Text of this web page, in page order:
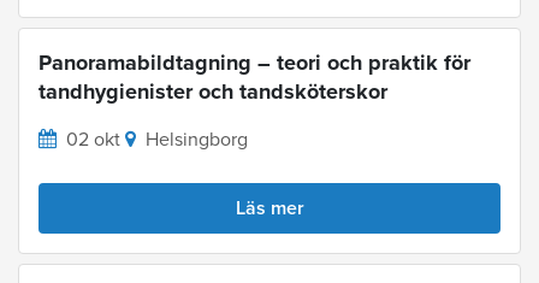
Panoramabildtagning – teori och praktik för
tandhygienister och tandsköterskor
02 okt Helsingborg
Läs mer